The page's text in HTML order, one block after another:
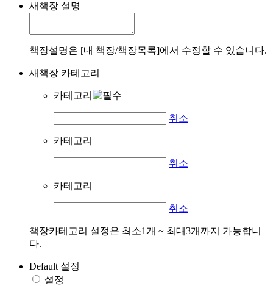
새책장 설명
책장설명은 [내 책장/책장목록]에서 수정할 수 있습니다.
새책장 카테고리
카테고리
취소
카테고리
취소
카테고리
취소
책장카테고리 설정은 최소1개 ~ 최대3개까지 가능합니
다.
Default 설정
설정